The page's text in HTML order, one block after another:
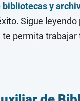
bibliotecas y
Sigue
te permita